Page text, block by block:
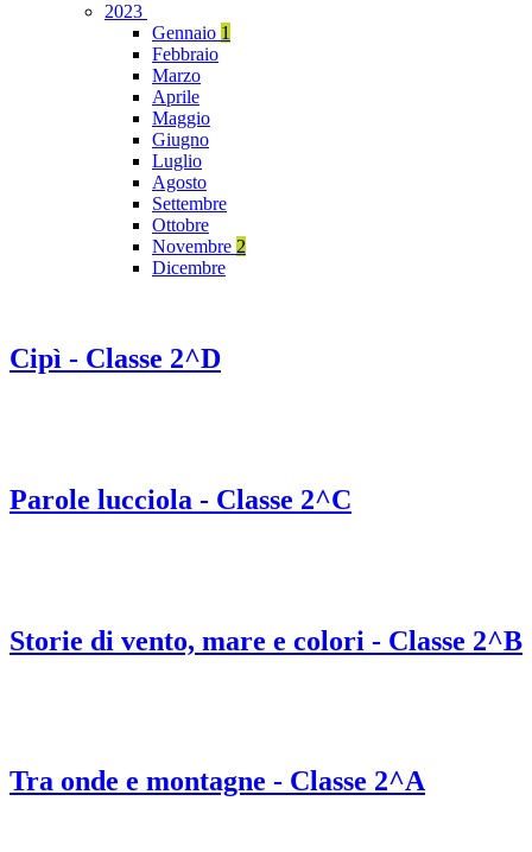
2023
Gennaio 1
Febbraio
Marzo
Aprile
Maggio
Giugno
Luglio
Agosto
Settembre
Ottobre
Novembre 2
Dicembre
Cipì - Classe 2^D
Parole lucciola - Classe 2^C
Storie di vento, mare e colori - Classe 2^B
Tra onde e montagne - Classe 2^A